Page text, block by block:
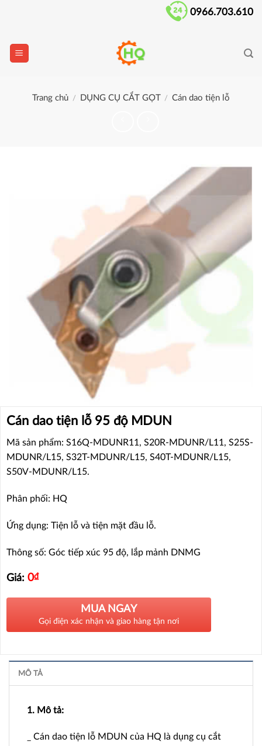
0966.703.610
Trang chủ / DỤNG CỤ CẮT GỌT / Cán dao tiện lỗ
Cán dao tiện lỗ 95 độ MDUN
Mã sản phẩm: S16Q-MDUNR11, S20R-MDUNR/L11, S25S-
MDUNR/L15, S32T-MDUNR/L15, S40T-MDUNR/L15,
S50V-MDUNR/L15.
Phân phối: HQ
Ứng dụng: Tiện lỗ và tiện mặt đầu lỗ.
Thông số: Góc tiếp xúc 95 độ, lắp mảnh DNMG
Giá: 0₫
MUA NGAY
Gọi điện xác nhận và giao hàng tận nơi
MÔ TẢ
1. Mô tả:
_ Cán dao tiện lỗ MDUN của HQ là dụng cụ cắt